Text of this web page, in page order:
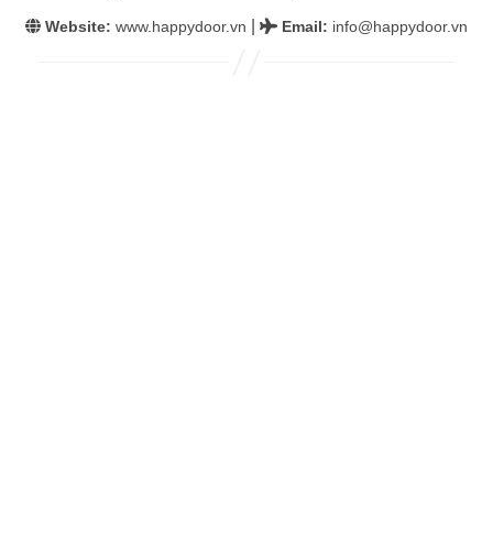
Website: www.happydoor.vn Email: info@happydoor.vn